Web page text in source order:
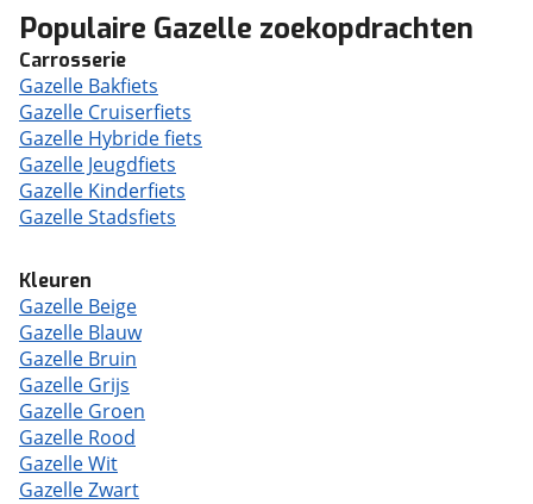
Populaire Gazelle zoekopdrachten
Carrosserie
Gazelle Bakfiets
Gazelle Cruiserfiets
Gazelle Hybride fiets
Gazelle Jeugdfiets
Gazelle Kinderfiets
Gazelle Stadsfiets
Kleuren
Gazelle Beige
Gazelle Blauw
Gazelle Bruin
Gazelle Grijs
Gazelle Groen
Gazelle Rood
Gazelle Wit
Gazelle Zwart